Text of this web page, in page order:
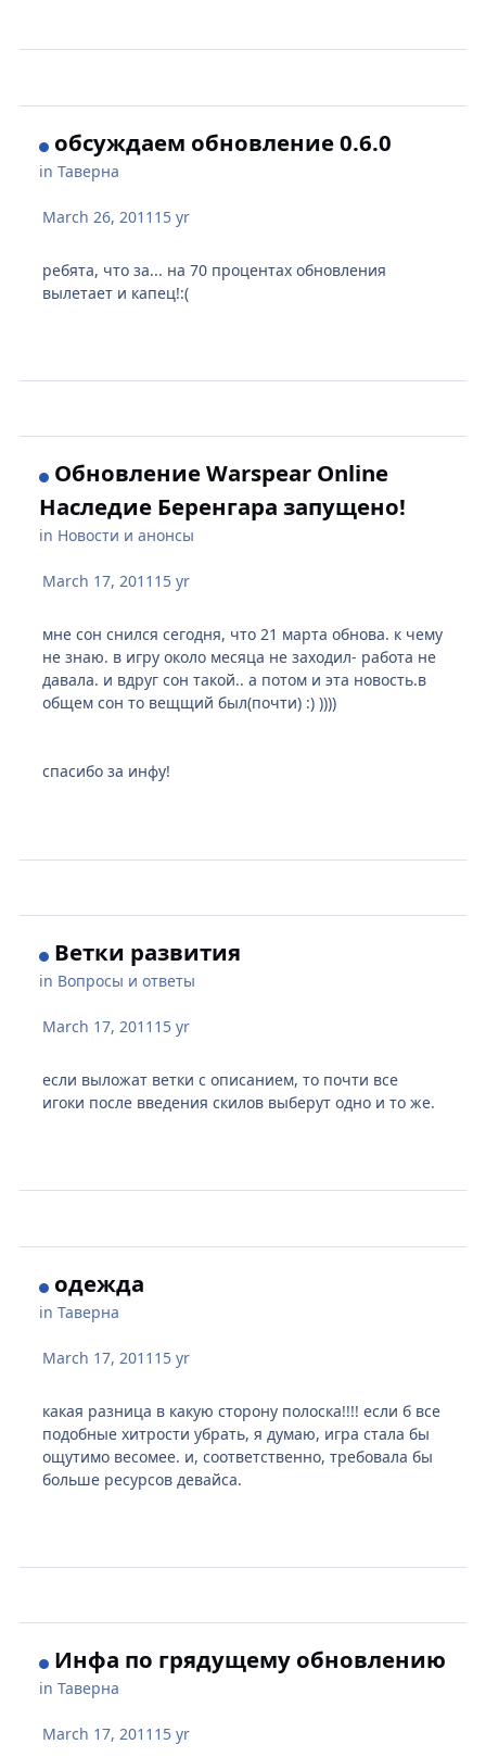
обсуждаем обновление 0.6.0
inТаверна
March 26, 2011 15 yr
ребята, что за... на 70 процентах обновления
вылетает и капец!:(
Обновление Warspear Online
Наследие Беренгара запущено!
in Новости и анонсы
March 17, 2011 15 yr
мне сон снился сегодня, что 21 марта обнова. к чему
не знаю. в игру около месяца не заходил- работа не
давала. и вдруг сон такой.. а потом и эта новость.в
общем сон то вещщий был(почти) :) ))))
спасибо за инфу!
Ветки развития
in Вопросы и ответы
March 17, 2011 15 yr
если выложат ветки с описанием, то почти все
игоки после введения скилов выберут одно и то же.
одежда
inТаверна
March 17, 2011 15 yr
какая разница в какую сторону полоска!!!! если б все
подобные хитрости убрать, я думаю, игра стала бы
ощутимо весомее. и, соответственно, требовала бы
больше ресурсов девайса.
Инфа по грядущему обновлению
inТаверна
March 17, 2011 15 yr